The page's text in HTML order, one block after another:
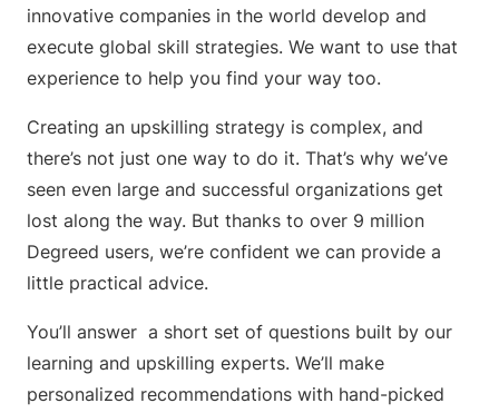
innovative companies in the world develop and
execute global skill strategies. We want to use that
experience to help you find your way too.
Creating an upskilling strategy is complex, and
there’s not just one way to do it. That’s why we’ve
seen even large and successful organizations get
lost along the way. But thanks to over 9 million
Degreed users, we’re confident we can provide a
little practical advice.
You’ll answer a short set of questions built by our
learning and upskilling experts. We’ll make
personalized recommendations with hand-picked